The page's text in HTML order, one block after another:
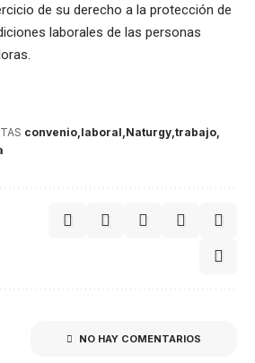
de su derecho a la protección de
laborales de las personas
convenio laboral Naturgy trabajo
NO HAY COMENTARIOS